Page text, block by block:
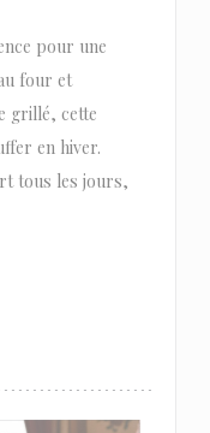
pour une
four et
grillé, cette
en hiver.
tous les jours,